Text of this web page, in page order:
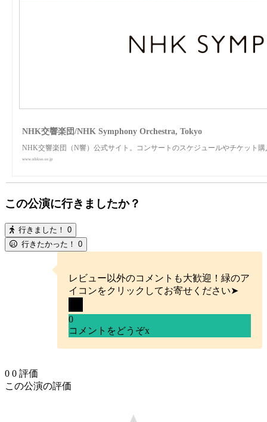
NHK交響楽団/NHK Symphony Orchestra, Tokyo
NHK交響楽団（N響）公式サイト。コンサートのスケジュールやチケット
www.nhkso.or.jp
この公演に行きましたか？
行きました！ 0
行きたかった！ 0
レビュー以外のコメントも大歓迎！緑のア
イコンをクリックしてお寄せください➤
0
コメントをどうぞx
0 0 評価
この公演の評価